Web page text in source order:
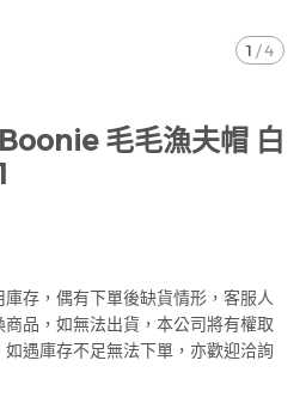
1 /4
毛毛漁夫帽 白
存，偶有下單後缺貨情形，客服人
品，如無法出貨，本公司將有權取
遇庫存不足無法下單，亦歡迎洽詢